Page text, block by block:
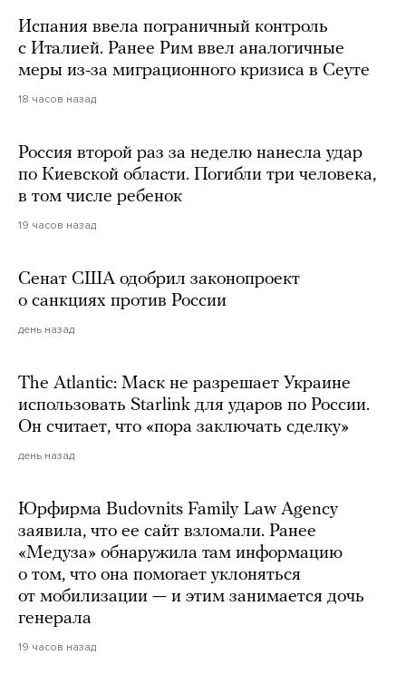
Испания ввела пограничный контроль
с Италией. Ранее Рим ввел аналогичные
меры из-за миграционного кризиса в Сеуте
18 часов назад
Россия второй раз за неделю нанесла удар
по Киевской области. Погибли три человека,
в том числе ребенок
19 часов назад
Сенат США одобрил законопроект
о санкциях против России
день назад
The Atlantic: Маск не разрешает Украине
использовать Starlink для ударов по России.
Он считает, что «пора заключать сделку»
день назад
Юрфирма Budovnits Family Law Agency
заявила, что ее сайт взломали. Ранее
«Медуза» обнаружила там информацию
о том, что она помогает уклоняться
от мобилизации — и этим занимается дочь
генерала
19 часов назад